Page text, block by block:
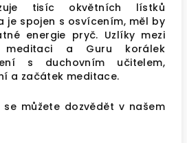
tisíc okvětních lístků
je spojen s osvícením, měl by
energie pryč. Uzlíky mezi
meditaci a Guru korálek
s duchovním učitelem,
a začátek meditace.
můžete dozvědět v našem